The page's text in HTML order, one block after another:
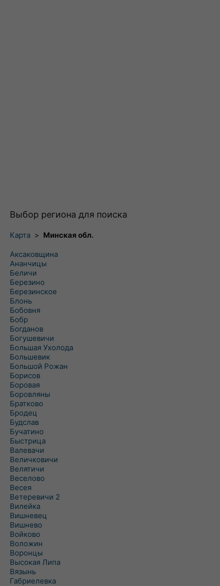
Выбор региона для поиска
Карта > Минская обл.
Аксаковщина
Ананчицы
Беличи
Березино
Березинское
Блонь
Бобовня
Бобр
Богданов
Богушевичи
Большая Ухолода
Большевик
Большой Рожан
Борисов
Боровая
Боровляны
Братково
Бродец
Будслав
Бучатино
Быстрица
Валевачи
Величковичи
Велятичи
Веселово
Весея
Ветеревичи 2
Вилейка
Вишневец
Вишнево
Войково
Воложин
Воронцы
Высокая Липа
Вязынь
Габриелевка